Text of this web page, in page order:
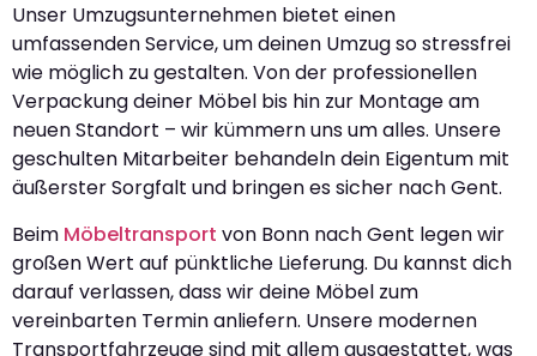
Unser Umzugsunternehmen bietet einen
umfassenden Service, um deinen Umzug so stressfrei
wie möglich zu gestalten. Von der professionellen
Verpackung deiner Möbel bis hin zur Montage am
neuen Standort – wir kümmern uns um alles. Unsere
geschulten Mitarbeiter behandeln dein Eigentum mit
äußerster Sorgfalt und bringen es sicher nach Gent.
Beim Möbeltransport von Bonn nach Gent legen wir
großen Wert auf pünktliche Lieferung. Du kannst dich
darauf verlassen, dass wir deine Möbel zum
vereinbarten Termin anliefern. Unsere modernen
Transportfahrzeuge sind mit allem ausgestattet, was